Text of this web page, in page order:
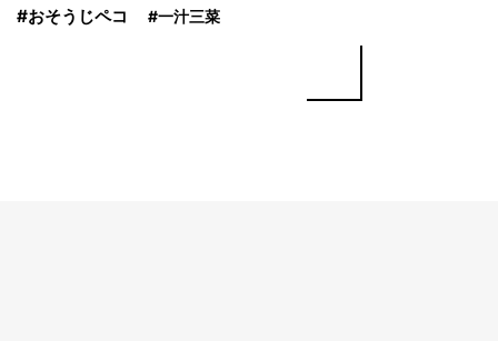
おそうじペコ
一汁三菜